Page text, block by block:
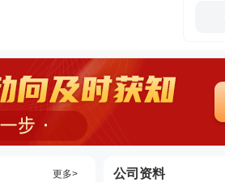
更多> 公司资料